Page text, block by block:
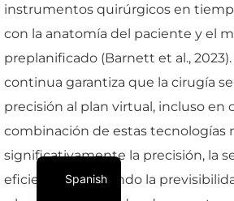
instrumentos quirúrgicos en
con la anatomía del paciente y el
preplanificado (Barnett et al.,
continua garantiza que la cirugía
precisión al plan virtual, incluso en
combinación de estas tecnologías
significativamente la precisión, la
eficiencia, mejorando la
Spanish